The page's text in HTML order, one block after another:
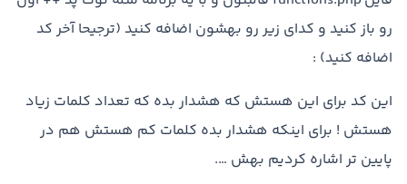
رو باز کنید و کدای زیر رو بهشون اضافه کنید (ترجیحا آخر کد
اضافه کنید) :
این کد برای این هستش که هشدار بده که تعداد کلمات زیاد
هستش ! برای اینکه هشدار بده کلمات کم هستش هم در
پایین تر اشاره کردیم بهش ….